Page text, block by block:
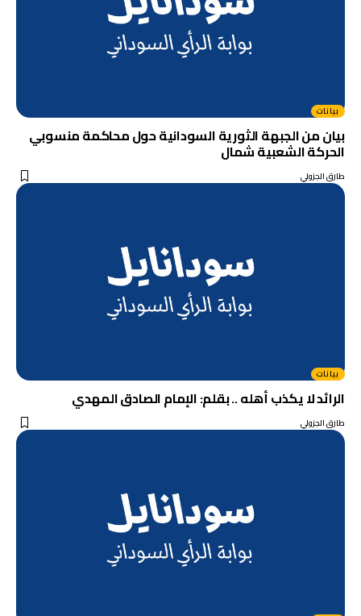
بيانات
بيان من الجبهة الثورية السودانية حول محاكمة منسوبي
الحركة الشعبية شمال
طارق الجزولي
بيانات
الرائد لا يكذب أهله .. بقلم: الإمام الصادق المهدي
طارق الجزولي